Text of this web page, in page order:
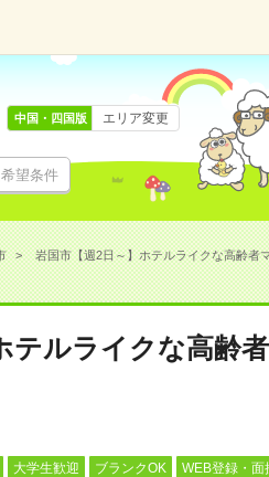
望条件
中国・四国版 エリア変更
岩国市【週2日～】ホテルライクな高齢者
テルライクな高齢
大学生歓迎 ブランクOK WEB登録・面